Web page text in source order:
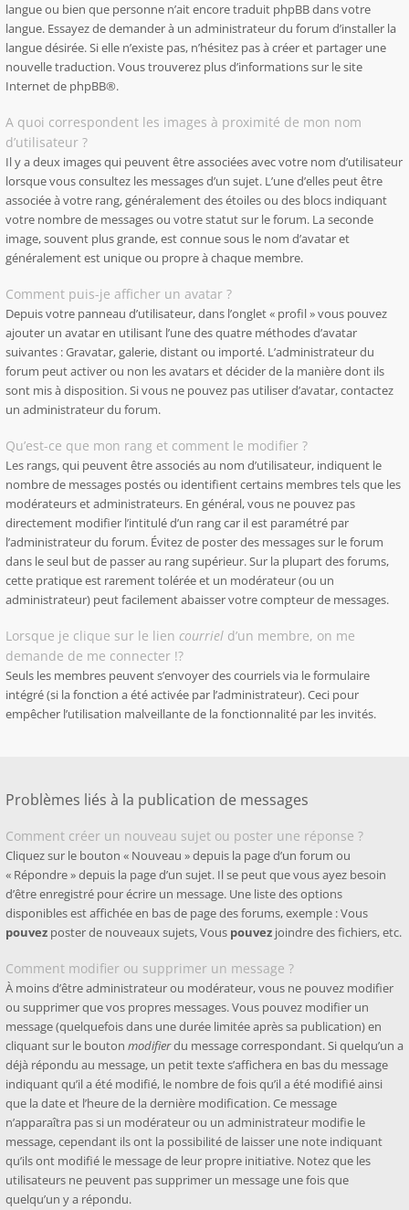
langue ou bien que personne n’ait encore traduit phpBB dans votre
langue. Essayez de demander à un administrateur du forum d’installer la
langue désirée. Si elle n’existe pas, n’hésitez pas à créer et partager une
nouvelle traduction. Vous trouverez plus d’informations sur le site
Internet de phpBB®.
A quoi correspondent les images à proximité de mon nom
d’utilisateur ?
Il y a deux images qui peuvent être associées avec votre nom d’utilisateur
lorsque vous consultez les messages d’un sujet. L’une d’elles peut être
associée à votre rang, généralement des étoiles ou des blocs indiquant
votre nombre de messages ou votre statut sur le forum. La seconde
image, souvent plus grande, est connue sous le nom d’avatar et
généralement est unique ou propre à chaque membre.
Comment puis-je afficher un avatar ?
Depuis votre panneau d’utilisateur, dans l’onglet « profil » vous pouvez
ajouter un avatar en utilisant l’une des quatre méthodes d’avatar
suivantes : Gravatar, galerie, distant ou importé. L’administrateur du
forum peut activer ou non les avatars et décider de la manière dont ils
sont mis à disposition. Si vous ne pouvez pas utiliser d’avatar, contactez
un administrateur du forum.
Qu’est-ce que mon rang et comment le modifier ?
Les rangs, qui peuvent être associés au nom d’utilisateur, indiquent le
nombre de messages postés ou identifient certains membres tels que les
modérateurs et administrateurs. En général, vous ne pouvez pas
directement modifier l’intitulé d’un rang car il est paramétré par
l’administrateur du forum. Évitez de poster des messages sur le forum
dans le seul but de passer au rang supérieur. Sur la plupart des forums,
cette pratique est rarement tolérée et un modérateur (ou un
administrateur) peut facilement abaisser votre compteur de messages.
Lorsque je clique sur le lien courriel d’un membre, on me
demande de me connecter !?
Seuls les membres peuvent s’envoyer des courriels via le formulaire
intégré (si la fonction a été activée par l’administrateur). Ceci pour
empêcher l’utilisation malveillante de la fonctionnalité par les invités.
Problèmes liés à la publication de messages
Comment créer un nouveau sujet ou poster une réponse ?
Cliquez sur le bouton « Nouveau » depuis la page d’un forum ou
« Répondre » depuis la page d’un sujet. Il se peut que vous ayez besoin
d’être enregistré pour écrire un message. Une liste des options
disponibles est affichée en bas de page des forums, exemple : Vous
pouvez poster de nouveaux sujets, Vous pouvez joindre des fichiers, etc.
Comment modifier ou supprimer un message ?
À moins d’être administrateur ou modérateur, vous ne pouvez modifier
ou supprimer que vos propres messages. Vous pouvez modifier un
message (quelquefois dans une durée limitée après sa publication) en
cliquant sur le bouton modifierdu message correspondant. Si quelqu’un a
déjà répondu au message, un petit texte s’affichera en bas du message
indiquant qu’il a été modifié, le nombre de fois qu’il a été modifié ainsi
que la date et l’heure de la dernière modification. Ce message
n’apparaîtra pas si un modérateur ou un administrateur modifie le
message, cependant ils ont la possibilité de laisser une note indiquant
qu’ils ont modifié le message de leur propre initiative. Notez que les
utilisateurs ne peuvent pas supprimer un message une fois que
quelqu’un y a répondu.